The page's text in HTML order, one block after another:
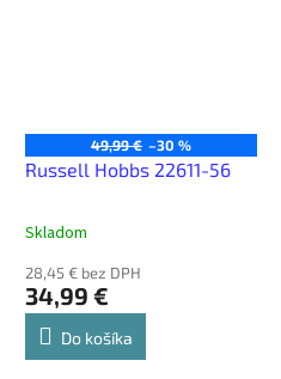
49,99 € –30 %
Russell Hobbs 22611-56
Skladom
28,45 € bez DPH
34,99 €
Do košíka